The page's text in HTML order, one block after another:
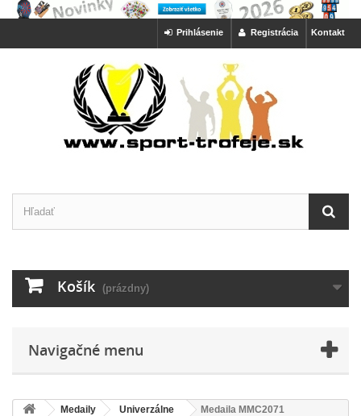
Kontakt
Registrácia
Prihlásenie
Košík (prázdny)
Navigačné menu
Medaily Univerzálne
Medaila MMC2071